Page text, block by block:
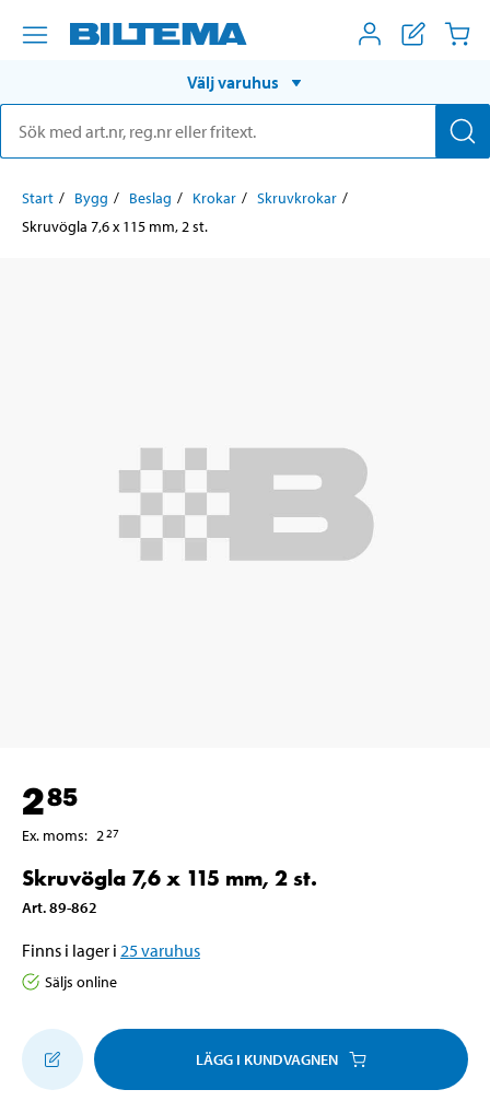
Välj varuhus
Start Bygg Beslag Krokar
Skruvkrokar
Skruvögla 7,6 x 115 mm, 2 st.
285
Ex. moms: 227
Skruvögla 7,6 x 115 mm, 2 st.
Art.89-862
Finns i lager i 25varuhus
Säljs online
LÄGG I KUNDVAGNEN